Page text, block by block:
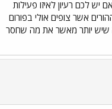
לכם רעיון לאיזו פעילות
אשר צופים אולי בפורום
שיש יותר מאשר את מה שחסר